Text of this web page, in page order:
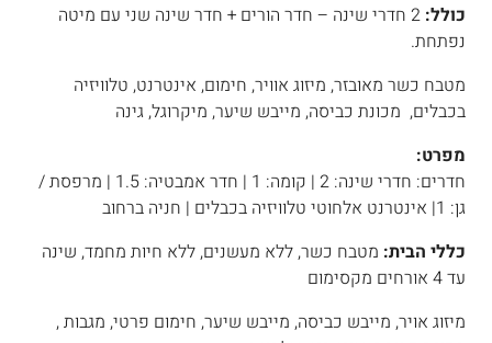
כולל:
2 חדרי שינה – חדר הורים + חדר שינה שני עם מיטה
נפתחת.
מטבח כשר מאובזר, מיזוג אוויר, חימום, אינטרנט, טלוויזיה
בכבלים, מכונת כביסה, מייבש שיער, מיקרוגל, גינה
מפרט:
חדרים: חדרי שינה: 2 | קומה: 1 | חדר אמבטיה: 1.5 | מרפסת /
גן: 1| אינטרנט אלחוטי טלוויזיה בכבלים | חניה ברחוב
כללי הבית: מטבח כשר, ללא מעשנים, ללא חיות מחמד, שינה
עד 4 אורחים מקסימום
מיזוג אויר, מייבש כביסה, מייבש שיער, חימום פרטי, מגבות ,